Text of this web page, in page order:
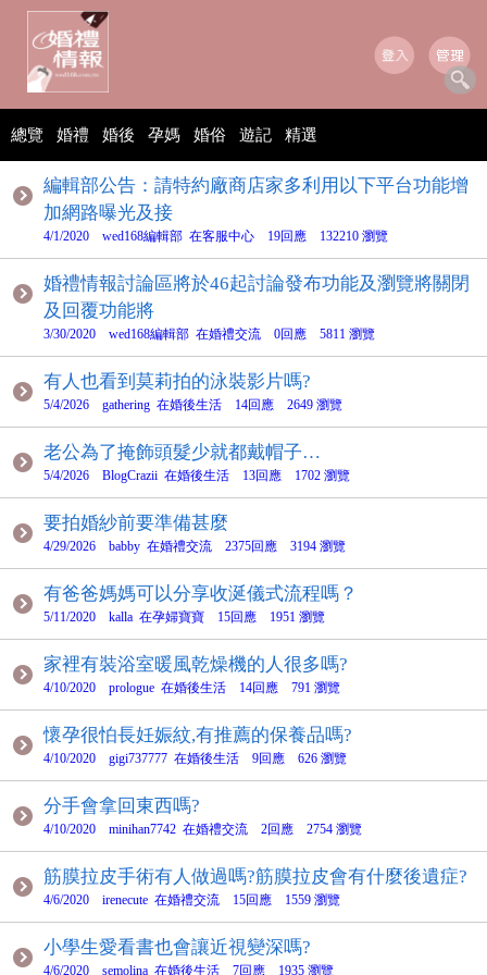
總覽 婚禮 婚後 孕媽 婚俗 遊記 精選
編輯部公告：請特約廠商店家多利用以下平台功能增
加網路曝光及接
4/1/2020 wed168編輯部 在客服中心 19回應 132210 瀏覽
婚禮情報討論區將於46起討論發布功能及瀏覽將關閉
及回覆功能將
3/30/2020 wed168編輯部 在婚禮交流 0回應 5811 瀏覽
有人也看到莫莉拍的泳裝影片嗎?
5/4/2026 gathering 在婚後生活 14回應 2649 瀏覽
老公為了掩飾頭髮少就都戴帽子…
5/4/2026 BlogCrazii 在婚後生活 13回應 1702 瀏覽
要拍婚紗前要準備甚麼
4/29/2026 babby 在婚禮交流 2375回應 3194 瀏覽
有爸爸媽媽可以分享收涎儀式流程嗎？
5/11/2020 kalla 在孕婦寶寶 15回應 1951 瀏覽
家裡有裝浴室暖風乾燥機的人很多嗎?
4/10/2020 prologue 在婚後生活 14回應 791 瀏覽
懷孕很怕長妊娠紋,有推薦的保養品嗎?
4/10/2020 gigi737777 在婚後生活 9回應 626 瀏覽
分手會拿回東西嗎?
4/10/2020 minihan7742 在婚禮交流 2回應 2754 瀏覽
筋膜拉皮手術有人做過嗎?筋膜拉皮會有什麼後遺症?
4/6/2020 irenecute 在婚禮交流 15回應 1559 瀏覽
小學生愛看書也會讓近視變深嗎?
4/6/2020 semolina 在婚後生活 7回應 1935 瀏覽